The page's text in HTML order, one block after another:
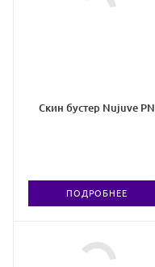
Скин бустер Nujuve PN
ПОДРОБНЕЕ